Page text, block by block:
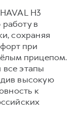
H3
в
сохраняя
при
прицепом.
этапы
высокую
к